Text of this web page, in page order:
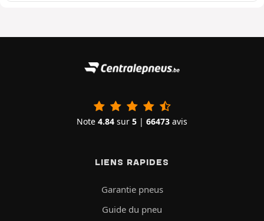
Note 4.84 sur 5 | 66473 avis
LIENS RAPIDES
Garantie pneus
Guide du pneu